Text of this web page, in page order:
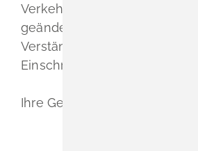
Verkehrsteilnehmer um
geänderten Verkehrsführung,
Verständnis für die
Einschränkungen während
Ihre Gemeindeverwaltung